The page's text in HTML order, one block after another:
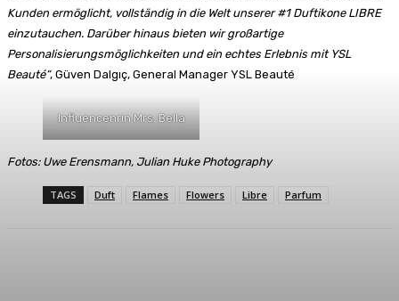
Kunden ermöglicht, vollständig in die Welt unserer #1 Duftikone LIBRE
einzutauchen. Darüber hinaus bieten wir großartige
Personalisierungsmöglichkeiten und ein echtes Erlebnis mit YSL
Beauté“, Güven Dalgıç, General Manager YSL Beauté
Influencenrin Mrs. Bella
Fotos: Uwe Erensmann, Julian Huke Photography
TAGS Duft Flames Flowers Libre Parfum